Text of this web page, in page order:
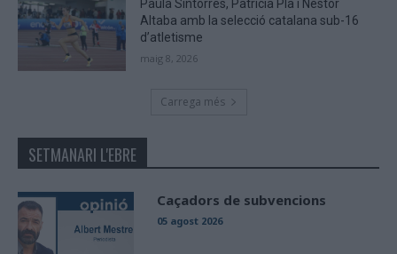
Paula Sintorres, Patrícia Pla i Néstor
Altaba amb la selecció catalana sub-16
d’atletisme
maig 8, 2026
Carrega més
SETMANARI L'EBRE
Caçadors de subvencions
05 agost 2026